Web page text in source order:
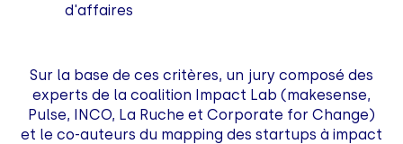
d'affaires
Sur la base de ces critères, un jury composé des
experts de la coalition Impact Lab (makesense,
Pulse, INCO, La Ruche et Corporate for Change)
et le co-auteurs du mapping des startups à impact